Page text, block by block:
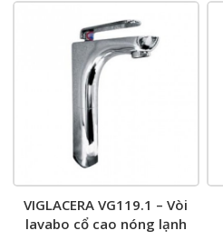
VIGLACERA VG119.1 – Vòi
lavabo cổ cao nóng lạnh